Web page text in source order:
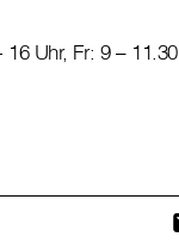
Uhr, Fr: 9 – 11.30